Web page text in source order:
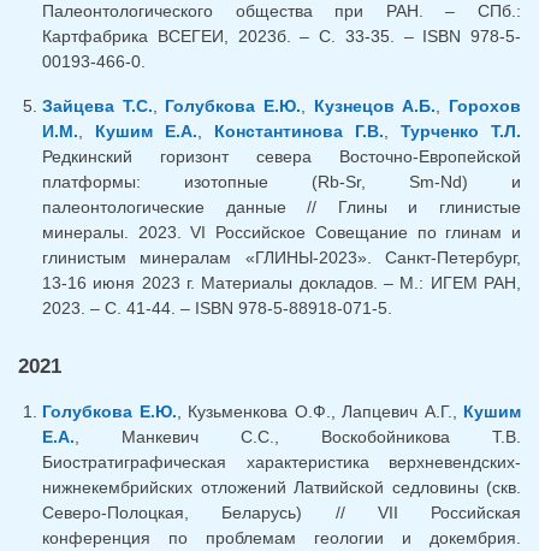
Палеонтологического общества при РАН. – СПб.:
Картфабрика ВСЕГЕИ, 2023б. – С. 33-35. – ISBN 978-5-
00193-466-0.
Зайцева Т.С. Голубкова Е.Ю. Кузнецов А.Б.
Горохов
И.М.
Кушим Е.А. Константинова Г.В.
Турченко Т.Л.
Редкинский горизонт севера Восточно-Европейской
платформы: изотопные (Rb-Sr, Sm-Nd) и
палеонтологические данные // Глины и глинистые
минералы. 2023. VI Российское Совещание по глинам и
глинистым минералам «ГЛИНЫ-2023». Санкт-Петербург,
13-16 июня 2023 г. Материалы докладов. – М.: ИГЕМ РАН,
2023. – C. 41-44. – ISBN 978-5-88918-071-5.
2021
Голубкова Е.Ю. , Кузьменкова О.Ф., Лапцевич А.Г., Кушим
Е.А. , Манкевич С.С., Воскобойникова Т.В.
Биостратиграфическая характеристика верхневендских-
нижнекембрийских отложений Латвийской седловины (скв.
Северо-Полоцкая, Беларусь) // VII Российская
конференция по проблемам геологии и докембрия.